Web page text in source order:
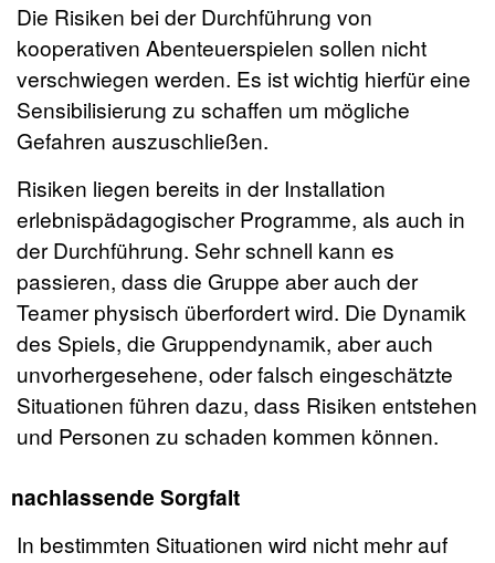
Die Risiken bei der Durchführung von
kooperativen Abenteuerspielen sollen nicht
verschwiegen werden. Es ist wichtig hierfür eine
Sensibilisierung zu schaffen um mögliche
Gefahren auszuschließen.
Risiken liegen bereits in der Installation
erlebnispädagogischer Programme, als auch in
der Durchführung. Sehr schnell kann es
passieren, dass die Gruppe aber auch der
Teamer physisch überfordert wird. Die Dynamik
des Spiels, die Gruppendynamik, aber auch
unvorhergesehene, oder falsch eingeschätzte
Situationen führen dazu, dass Risiken entstehen
und Personen zu schaden kommen können.
nachlassende Sorgfalt
In bestimmten Situationen wird nicht mehr auf